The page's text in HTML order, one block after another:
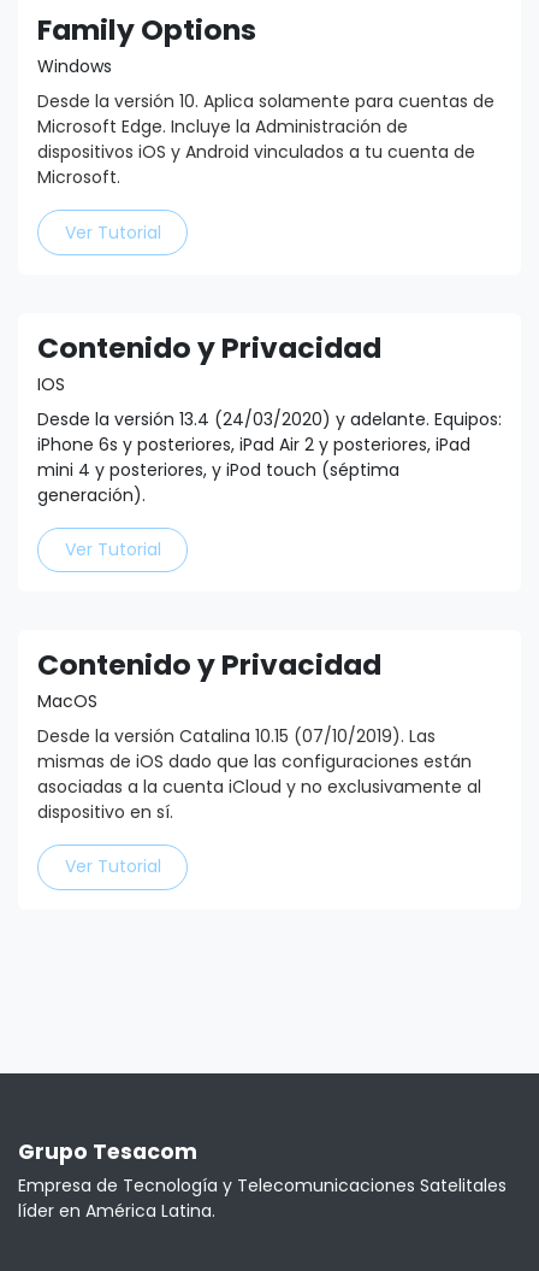
Family Options
Windows
Desde la versión 10. Aplica solamente para cuentas de
Microsoft Edge. Incluye la Administración de
dispositivos iOS y Android vinculados a tu cuenta de
Microsoft.
Ver Tutorial
Contenido y Privacidad
IOS
Desde la versión 13.4 (24/03/2020) y adelante. Equipos:
iPhone 6s y posteriores, iPad Air 2 y posteriores, iPad
mini 4 y posteriores, y iPod touch (séptima
generación).
Ver Tutorial
Contenido y Privacidad
MacOS
Desde la versión Catalina 10.15 (07/10/2019). Las
mismas de iOS dado que las configuraciones están
asociadas a la cuenta iCloud y no exclusivamente al
dispositivo en sí.
Ver Tutorial
Grupo Tesacom
Empresa de Tecnología y Telecomunicaciones Satelitales
líder en América Latina.